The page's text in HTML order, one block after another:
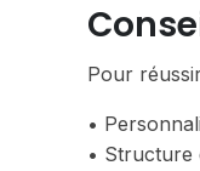
Pour
•
• Structure